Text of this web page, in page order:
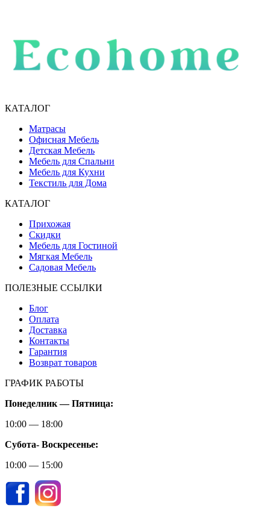
КАТАЛОГ
Матрасы
Офисная Мебель
Детская Мебель
Мебель для Спальни
Мебель для Кухни
Текстиль для Дома
КАТАЛОГ
Прихожая
Скидки
Мебель для Гостиной
Мягкая Мебель
Садовая Мебель
ПОЛЕЗНЫЕ ССЫЛКИ
Блог
Оплата
Доставка
Контакты
Гарантия
Возврат товаров
ГРАФИК РАБОТЫ
Понеделник — Пятница:
10:00 — 18:00
Субота- Воскресенье:
10:00 — 15:00